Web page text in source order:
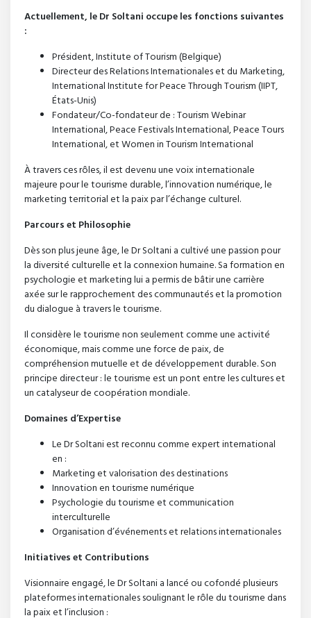
Actuellement, le Dr Soltani occupe les fonctions suivantes
:
Président, Institute of Tourism (Belgique)
Directeur des Relations Internationales et du Marketing,
International Institute for Peace Through Tourism (IIPT,
États-Unis)
Fondateur/Co-fondateur de : Tourism Webinar
International, Peace Festivals International, Peace Tours
International, et Women in Tourism International
À travers ces rôles, il est devenu une voix internationale
majeure pour le tourisme durable, l’innovation numérique, le
marketing territorial et la paix par l’échange culturel.
Parcours et Philosophie
Dès son plus jeune âge, le Dr Soltani a cultivé une passion pour
la diversité culturelle et la connexion humaine. Sa formation en
psychologie et marketing lui a permis de bâtir une carrière
axée sur le rapprochement des communautés et la promotion
du dialogue à travers le tourisme.
Il considère le tourisme non seulement comme une activité
économique, mais comme une force de paix, de
compréhension mutuelle et de développement durable. Son
principe directeur : le tourisme est un pont entre les cultures et
un catalyseur de coopération mondiale.
Domaines d’Expertise
Le Dr Soltani est reconnu comme expert international
en :
Marketing et valorisation des destinations
Innovation en tourisme numérique
Psychologie du tourisme et communication
interculturelle
Organisation d’événements et relations internationales
Initiatives et Contributions
Visionnaire engagé, le Dr Soltani a lancé ou cofondé plusieurs
plateformes internationales soulignant le rôle du tourisme dans
la paix et l’inclusion :